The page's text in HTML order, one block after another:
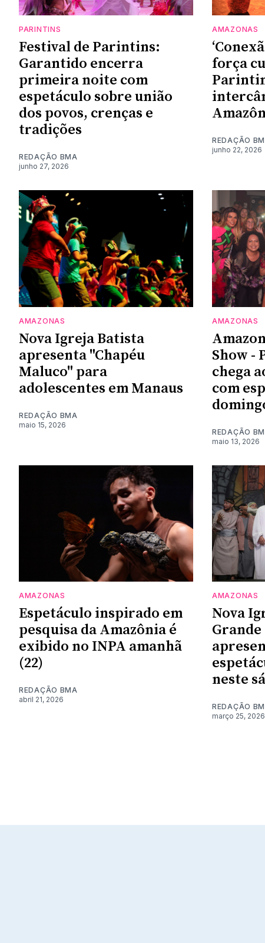
PARINTINS
Festival de Parintins:
Garantido encerra
primeira noite com
espetáculo sobre união
dos povos, crenças e
tradições
REDAÇÃO BMA
junho 27, 2026
AMAZONAS
força
REDAÇÃO
junho 22, 2026
AMAZONAS
Nova Igreja Batista
apresenta "Chapéu
Maluco" para
adolescentes em Manaus
REDAÇÃO BMA
maio 15, 2026
AMAZONAS
Show -
chega
com
REDAÇÃO
maio 13, 2026
AMAZONAS
Espetáculo inspirado em
pesquisa da Amazônia é
exibido no INPA amanhã
(22)
REDAÇÃO BMA
abril 21, 2026
AMAZONAS
Nova
neste
REDAÇÃO
março 25, 2026